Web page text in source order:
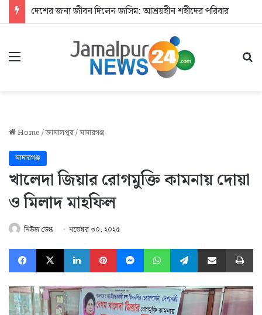
দেশের জন্য জীবন দিলেন জসিম: আশ্রয়হীন শহীদের পরিবার
Menu
Home/জামালপুর/মাদারগঞ্জ
মাদারগঞ্জ
খালেদা জিয়ার রোগমুক্তি কামনায় দোয়া
ও মিলাদ মাহফিল
নিউজ ডেস্ক নভেম্বর ৩০, ২০২৫
Facebook
X LinkedInPinterestMessengerWhatsAppTelegramShare via Email